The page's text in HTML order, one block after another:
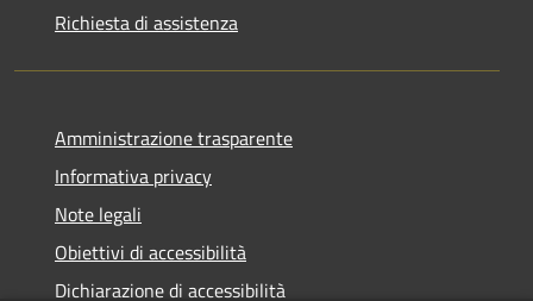
Richiesta di assistenza
Amministrazione trasparente
Informativa privacy
Note legali
Obiettivi di accessibilità
Dichiarazione di accessibilità